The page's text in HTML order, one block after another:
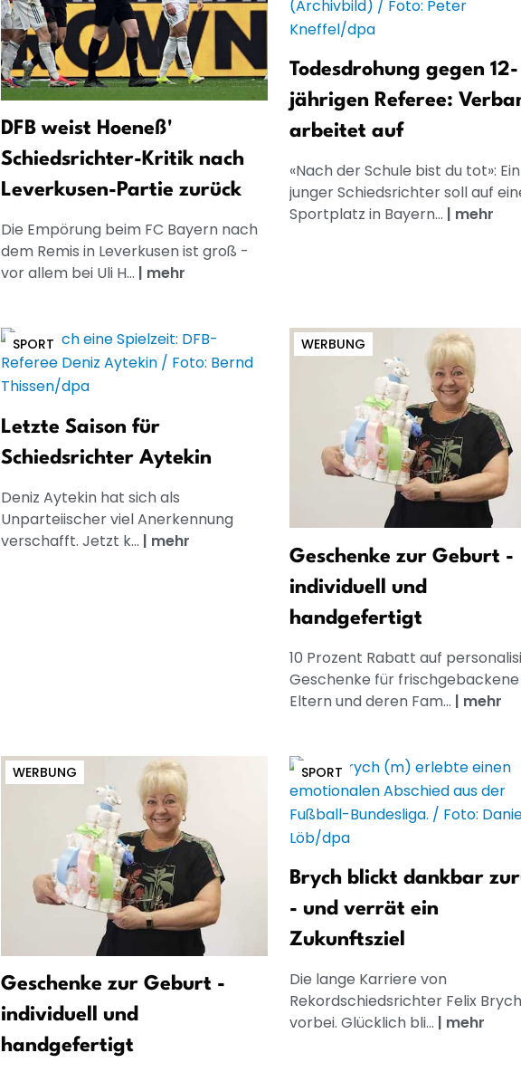
DFB weist Hoeneß'
Schiedsrichter-Kritik nach
Leverkusen-Partie zurück
Die Empörung beim FC Bayern nach
dem Remis in Leverkusen ist groß -
vor allem bei Uli H... | mehr
Todesdrohung gegen 12-
jährigen Referee:
arbeitet auf
«Nach der Schule bist du tot»: Ein
junger Schiedsrichter soll auf
Sportplatz in Bayern... | mehr
SPORT
Letzte Saison für
Schiedsrichter Aytekin
Deniz Aytekin hat sich als
Unparteiischer viel Anerkennung
verschafft. Jetzt k... | mehr
WERBUNG
Geschenke zur Geburt -
individuell und
handgefertigt
10 Prozent Rabatt auf
Geschenke für frischgebackene
Eltern und deren Fam... | mehr
WERBUNG
Geschenke zur Geburt -
individuell und
handgefertigt
SPORT
Brych blickt dankbar
- und verrät ein
Zukunftsziel
Die lange Karriere von
Rekordschiedsrichter Felix
vorbei. Glücklich bli... | mehr